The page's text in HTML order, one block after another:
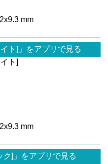
mm
ト]」をアプリで見る
ト]
mm
ク]」をアプリで見る